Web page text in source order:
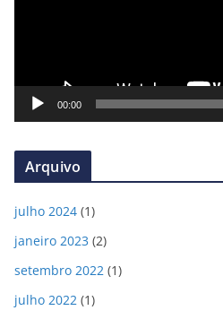
v
í
o
00:00
Arquivo
julho 2024 (1)
janeiro 2023 (2)
setembro 2022 (1)
julho 2022 (1)